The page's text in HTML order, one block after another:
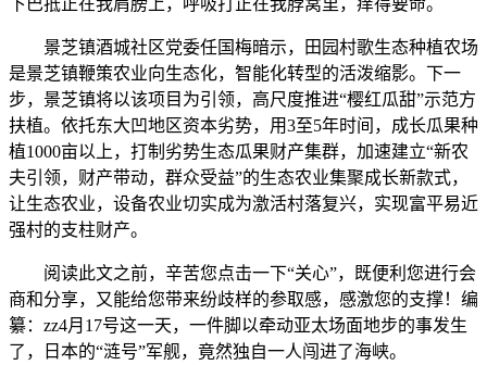
下巴抵正在我肩膀上，呼吸打正在我脖窝里，痒得要命。
景芝镇酒城社区党委任国梅暗示，田园村歌生态种植农场
是景芝镇鞭策农业向生态化，智能化转型的活泼缩影。下一
步，景芝镇将以该项目为引领，高尺度推进“樱红瓜甜”示范方
扶植。依托东大凹地区资本劣势，用3至5年时间，成长瓜果种
植1000亩以上，打制劣势生态瓜果财产集群，加速建立“新农
夫引领，财产带动，群众受益”的生态农业集聚成长新款式，
让生态农业，设备农业切实成为激活村落复兴，实现富平易近
强村的支柱财产。
阅读此文之前，辛苦您点击一下“关心”，既便利您进行会
商和分享，又能给您带来纷歧样的参取感，感激您的支撑！编
纂：zz4月17号这一天，一件脚以牵动亚太场面地步的事发生
了，日本的“涟号”军舰，竟然独自一人闯进了海峡。